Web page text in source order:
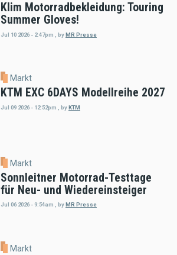
Klim Motorradbekleidung: Touring
Summer Gloves!
Jul 10 2026 - 2:47pm byMR Presse
Markt
KTM EXC 6DAYS Modellreihe 2027
Jul 09 2026 - 12:52pm byKTM
Markt
Sonnleitner Motorrad-Testtage
für Neu- und Wiedereinsteiger
Jul 06 2026 - 9:54am , byMR Presse
Markt